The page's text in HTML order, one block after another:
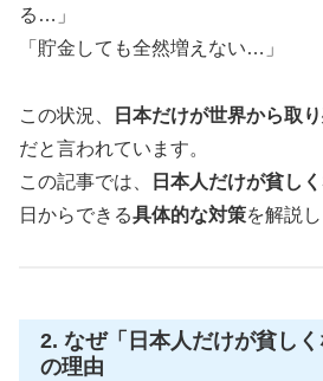
る…」
「貯金しても全然増えない…」
この状況、
日本だけが世界から取
だと言われています。
この記事では、
日本人だけが貧し
日からできる具体的な対策を解説し
2. なぜ「日本人だけが貧し
の理由